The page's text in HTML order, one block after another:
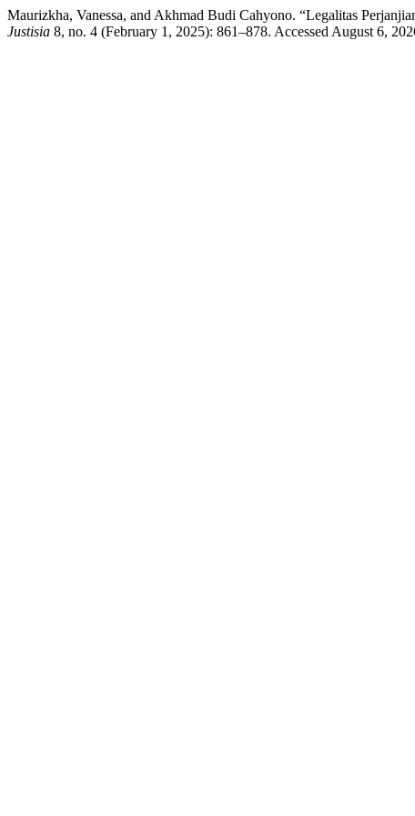
Maurizkha, Vanessa, and Akhmad Budi Cahyono. “Legalitas
Justisia 8, no. 4 (February 1, 2025): 861–878. Accessed August 6,